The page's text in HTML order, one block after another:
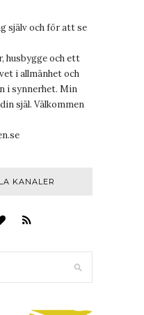
själv och för att se
husbygge och ett
i allmänhet och
i synnerhet. Min
själ. Välkommen
KANALER